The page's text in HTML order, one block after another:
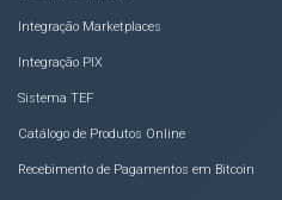
Integração Marketplaces
Integração PIX
Sistema TEF
Catálogo de Produtos Online
Recebimento de Pagamentos em Bitcoin